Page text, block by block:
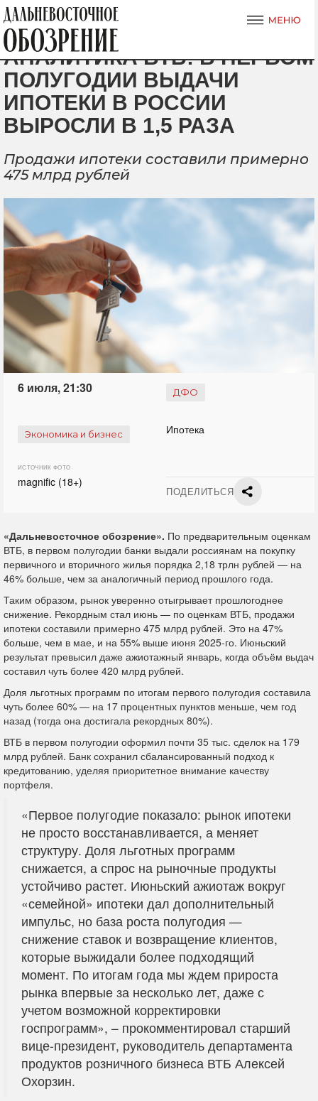
АНАЛИТИКА ВТБ: В ПЕРВОМ
ПОЛУГОДИИ ВЫДАЧИ
ИПОТЕКИ В РОССИИ
ВЫРОСЛИ В 1,5 РАЗА
Продажи ипотеки составили примерно
475 млрд рублей
6 июля, 21:30 ДФО
Экономика и бизнес Ипотека
ИСТОЧНИК ФОТО
magnific (18+)
ПОДЕЛИТЬСЯ
«Дальневосточное обозрение». По предварительным оценкам
ВТБ, в первом полугодии банки выдали россиянам на покупку
первичного и вторичного жилья порядка 2,18 трлн рублей — на
46% больше, чем за аналогичный период прошлого года.
Таким образом, рынок уверенно отыгрывает прошлогоднее
снижение. Рекордным стал июнь — по оценкам ВТБ, продажи
ипотеки составили примерно 475 млрд рублей. Это на 47%
больше, чем в мае, и на 55% выше июня 2025-го. Июньский
результат превысил даже ажиотажный январь, когда объём выдач
составил чуть более 420 млрд рублей.
Доля льготных программ по итогам первого полугодия составила
чуть более 60% — на 17 процентных пунктов меньше, чем год
назад (тогда она достигала рекордных 80%).
ВТБ в первом полугодии оформил почти 35 тыс. сделок на 179
млрд рублей. Банк сохранил сбалансированный подход к
кредитованию, уделяя приоритетное внимание качеству
портфеля.
«Первое полугодие показало: рынок ипотеки
не просто восстанавливается, а меняет
структуру. Доля льготных программ
снижается, а спрос на рыночные продукты
устойчиво растет. Июньский ажиотаж вокруг
«семейной» ипотеки дал дополнительный
импульс, но база роста полугодия —
снижение ставок и возвращение клиентов,
которые выжидали более подходящий
момент. По итогам года мы ждем прироста
рынка впервые за несколько лет, даже с
учетом возможной корректировки
госпрограмм», – прокомментировал старший
вице-президент, руководитель департамента
продуктов розничного бизнеса ВТБ Алексей
Охорзин.